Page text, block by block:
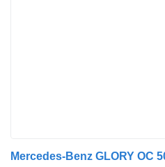
Mercedes-Benz GLORY OC